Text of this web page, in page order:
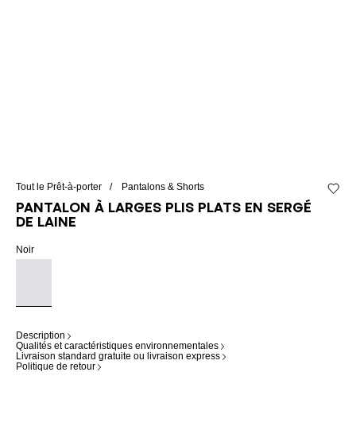
Tout le Prêt-à-porter Pantalons & Shorts
Pantalon à larges plis plats en sergé
de laine
Noir
Description
Qualités et caractéristiques environnementales
Livraison standard gratuite ou livraison express
Politique de retour